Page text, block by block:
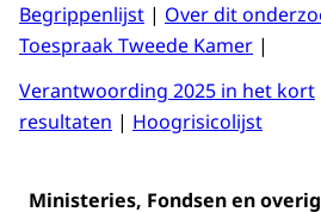
Begrippenlijst | Over dit
Toespraak Tweede Kamer |
Verantwoording 2025 in het kort
resultaten | Hoogrisicolijst
Ministeries, Fondsen en